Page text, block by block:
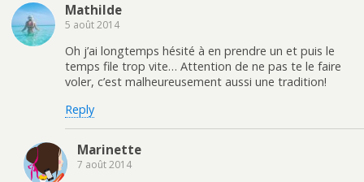
Mathilde
5 août 2014
Oh j’ai longtemps hésité à en prendre un et puis le
temps file trop vite… Attention de ne pas te le faire
voler, c’est malheureusement aussi une tradition!
Reply
Marinette
7 août 2014